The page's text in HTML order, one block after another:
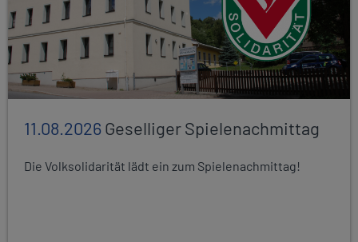
11.08.2026Geselliger Spielenachmittag
Die Volksolidarität lädt ein zum Spielenachmittag!